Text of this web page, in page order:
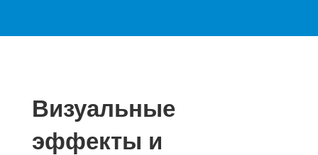
Визуальные
эффекты и